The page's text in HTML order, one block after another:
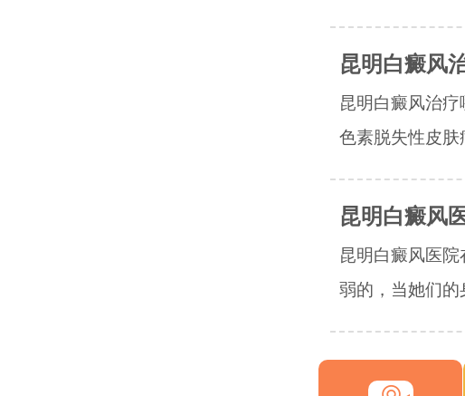
昆明白癜风
昆明白癜风治
色素脱失性皮肤
昆明白癜风
昆明白癜风医
弱的，当她们的